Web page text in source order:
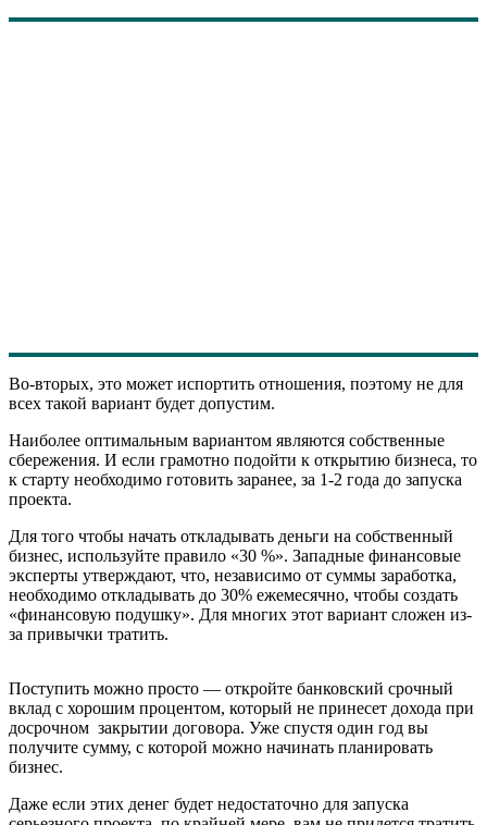
Во-вторых, это может испортить отношения, поэтому не для
всех такой вариант будет допустим.
Наиболее оптимальным вариантом являются собственные
сбережения. И если грамотно подойти к открытию бизнеса, то
к старту необходимо готовить заранее, за 1-2 года до запуска
проекта.
Для того чтобы начать откладывать деньги на собственный
бизнес, используйте правило «30 %». Западные финансовые
эксперты утверждают, что, независимо от суммы заработка,
необходимо откладывать до 30% ежемесячно, чтобы создать
«финансовую подушку». Для многих этот вариант сложен из-
за привычки тратить.
Поступить можно просто — откройте банковский срочный
вклад с хорошим процентом, который не принесет дохода при
досрочном закрытии договора. Уже спустя один год вы
получите сумму, с которой можно начинать планировать
бизнес.
Даже если этих денег будет недостаточно для запуска